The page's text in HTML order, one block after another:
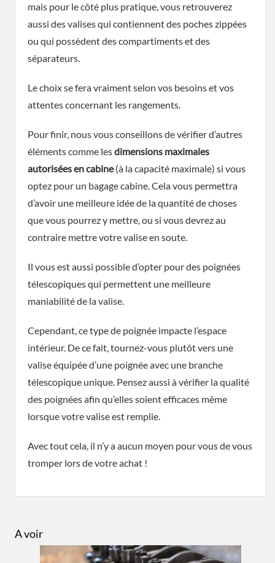
mais pour le côté plus pratique, vous retrouverez
aussi des valises qui contiennent des poches zippées
ou qui possèdent des compartiments et des
séparateurs.
Le choix se fera vraiment selon vos besoins et vos
attentes concernant les rangements.
Pour finir, nous vous conseillons de vérifier d’autres
éléments comme lesdimensions maximales
autorisées en cabine(à la capacité maximale) si vous
optez pour un bagage cabine. Cela vous permettra
d’avoir une meilleure idée de la quantité de choses
que vous pourrez y mettre, ou si vous devrez au
contraire mettre votre valise en soute.
Il vous est aussi possible d’opter pour des poignées
télescopiques qui permettent une meilleure
maniabilité de la valise.
Cependant, ce type de poignée impacte l’espace
intérieur. De ce fait, tournez-vous plutôt vers une
valise équipée d’une poignée avec une branche
télescopique unique. Pensez aussi à vérifier la qualité
des poignées afin qu’elles soient efficaces même
lorsque votre valise est remplie.
Avec tout cela, il n’y a aucun moyen pour vous de vous
tromper lors de votre achat !
A voir